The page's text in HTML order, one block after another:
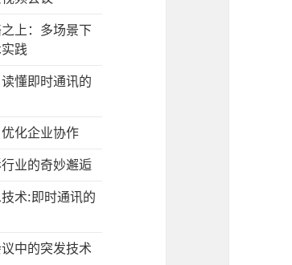
上：多场景下
践
懂即时通讯的
化企业协作
业的奇妙邂逅
术:即时通讯的
中的突发技术